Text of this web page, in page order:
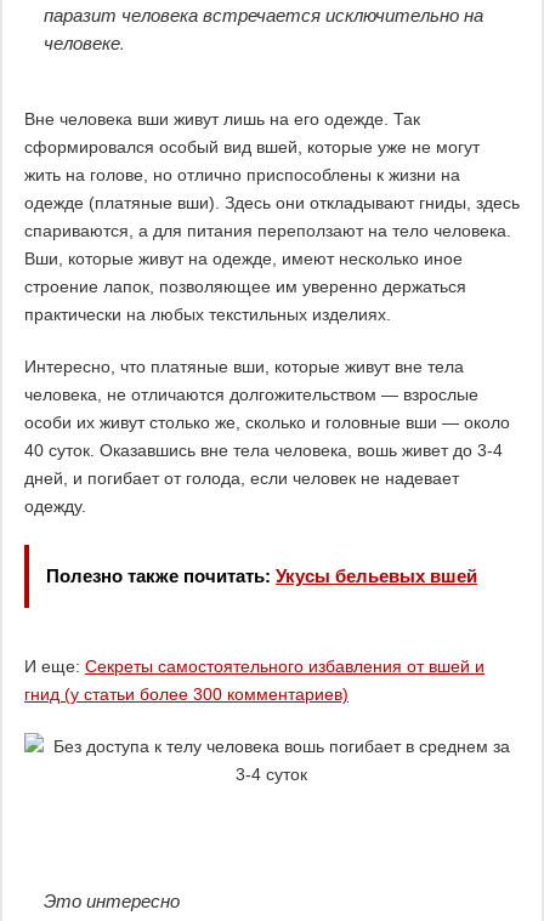
паразит человека встречается исключительно на
человеке.
Вне человека вши живут лишь на его одежде. Так
сформировался особый вид вшей, которые уже не могут
жить на голове, но отлично приспособлены к жизни на
одежде (платяные вши). Здесь они откладывают гниды, здесь
спариваются, а для питания переползают на тело человека.
Вши, которые живут на одежде, имеют несколько иное
строение лапок, позволяющее им уверенно держаться
практически на любых текстильных изделиях.
Интересно, что платяные вши, которые живут вне тела
человека, не отличаются долгожительством — взрослые
особи их живут столько же, сколько и головные вши — около
40 суток. Оказавшись вне тела человека, вошь живет до 3-4
дней, и погибает от голода, если человек не надевает
одежду.
Полезно также почитать: Укусы бельевых вшей
И еще: Секреты самостоятельного избавления от вшей и
гнид (у статьи более 300 комментариев)
Это интересно